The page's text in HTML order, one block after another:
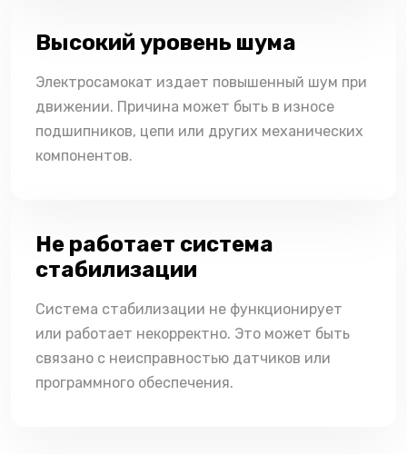
Высокий уровень шума
Электросамокат издает повышенный шум при
движении. Причина может быть в износе
подшипников, цепи или других механических
компонентов.
Не работает система
стабилизации
Система стабилизации не функционирует
или работает некорректно. Это может быть
связано с неисправностью датчиков или
программного обеспечения.